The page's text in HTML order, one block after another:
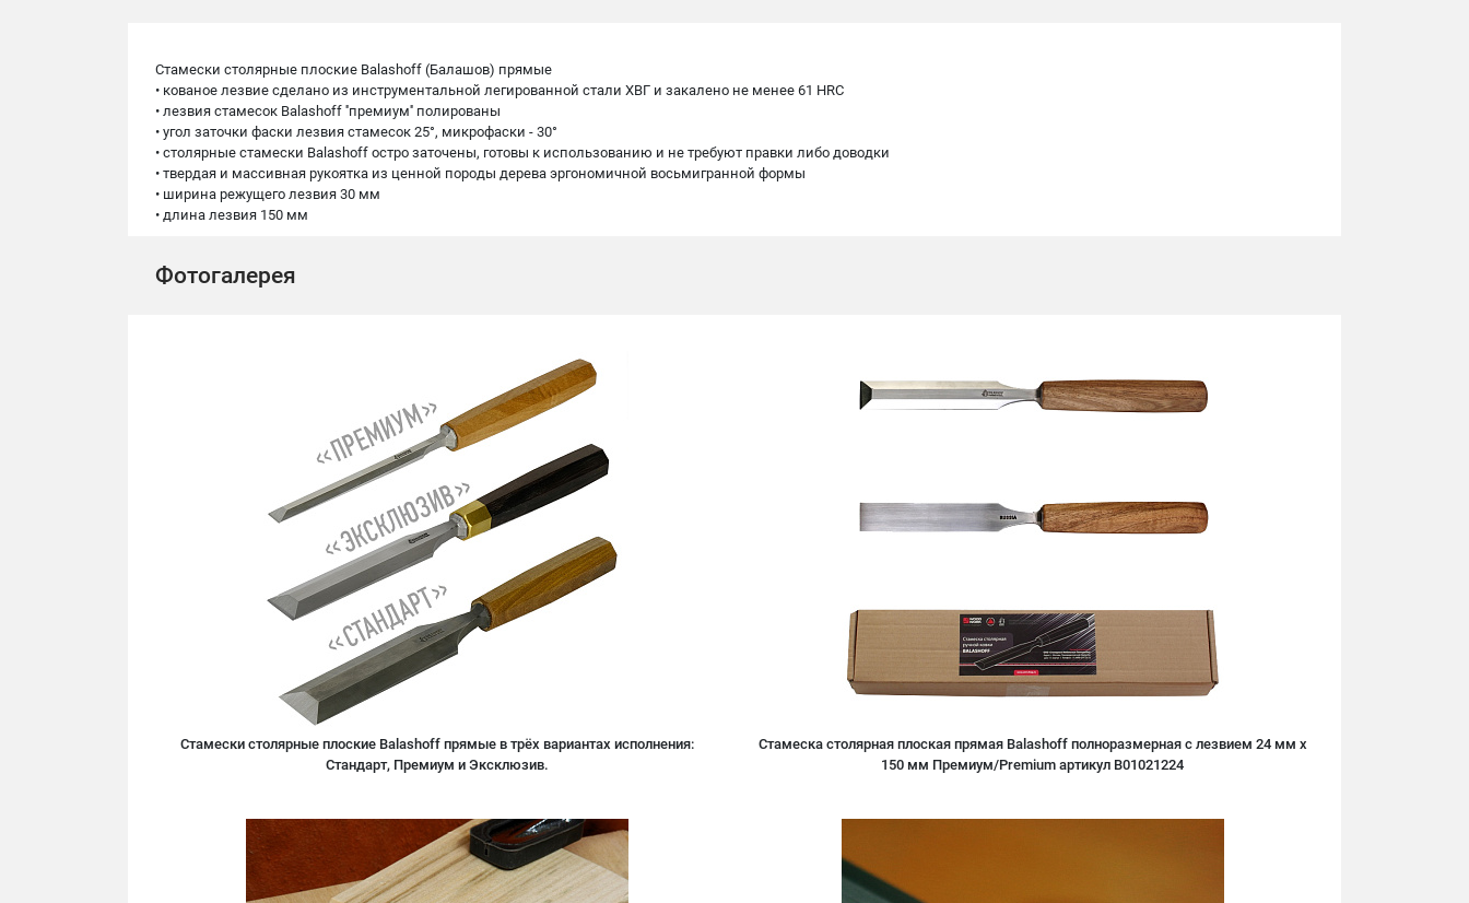
Стамески столярные плоские Balashoff (Балашов) прямые
• кованое лезвие сделано из инструментальной легированной стали ХВГ и закалено не менее 61 HRC
• лезвия стамесок Balashoff ''премиум'' полированы
• угол заточки фаски лезвия стамесок 25°, микрофаски - 30°
• столярные стамески Balashoff остро заточены, готовы к использованию и не требуют правки либо доводки
• твердая и массивная рукоятка из ценной породы дерева эргономичной восьмигранной формы
• ширина режущего лезвия 30 мм
• длина лезвия 150 мм
Фотогалерея
Стамески столярные плоские Balashoff прямые в трёх вариантах исполнения:
Стандарт, Премиум и Эксклюзив.
Стамеска столярная плоская прямая Balashoff полноразмерная с лезвием 24 мм х
150 мм Премиум/Premium артикул B01021224